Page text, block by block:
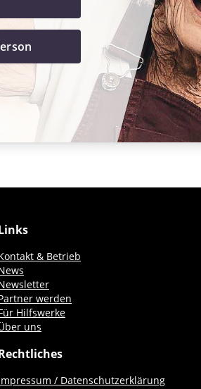
& Betrieb
werden
Hilfswerke
uns
/ Datenschutzerklärung